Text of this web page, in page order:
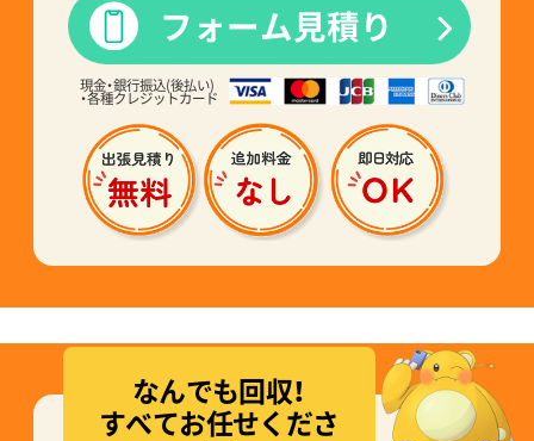
フォーム見積り
現金・銀行振込(後払い)
・各種クレジットカード
なんでも回収！
すべてお任せくださ